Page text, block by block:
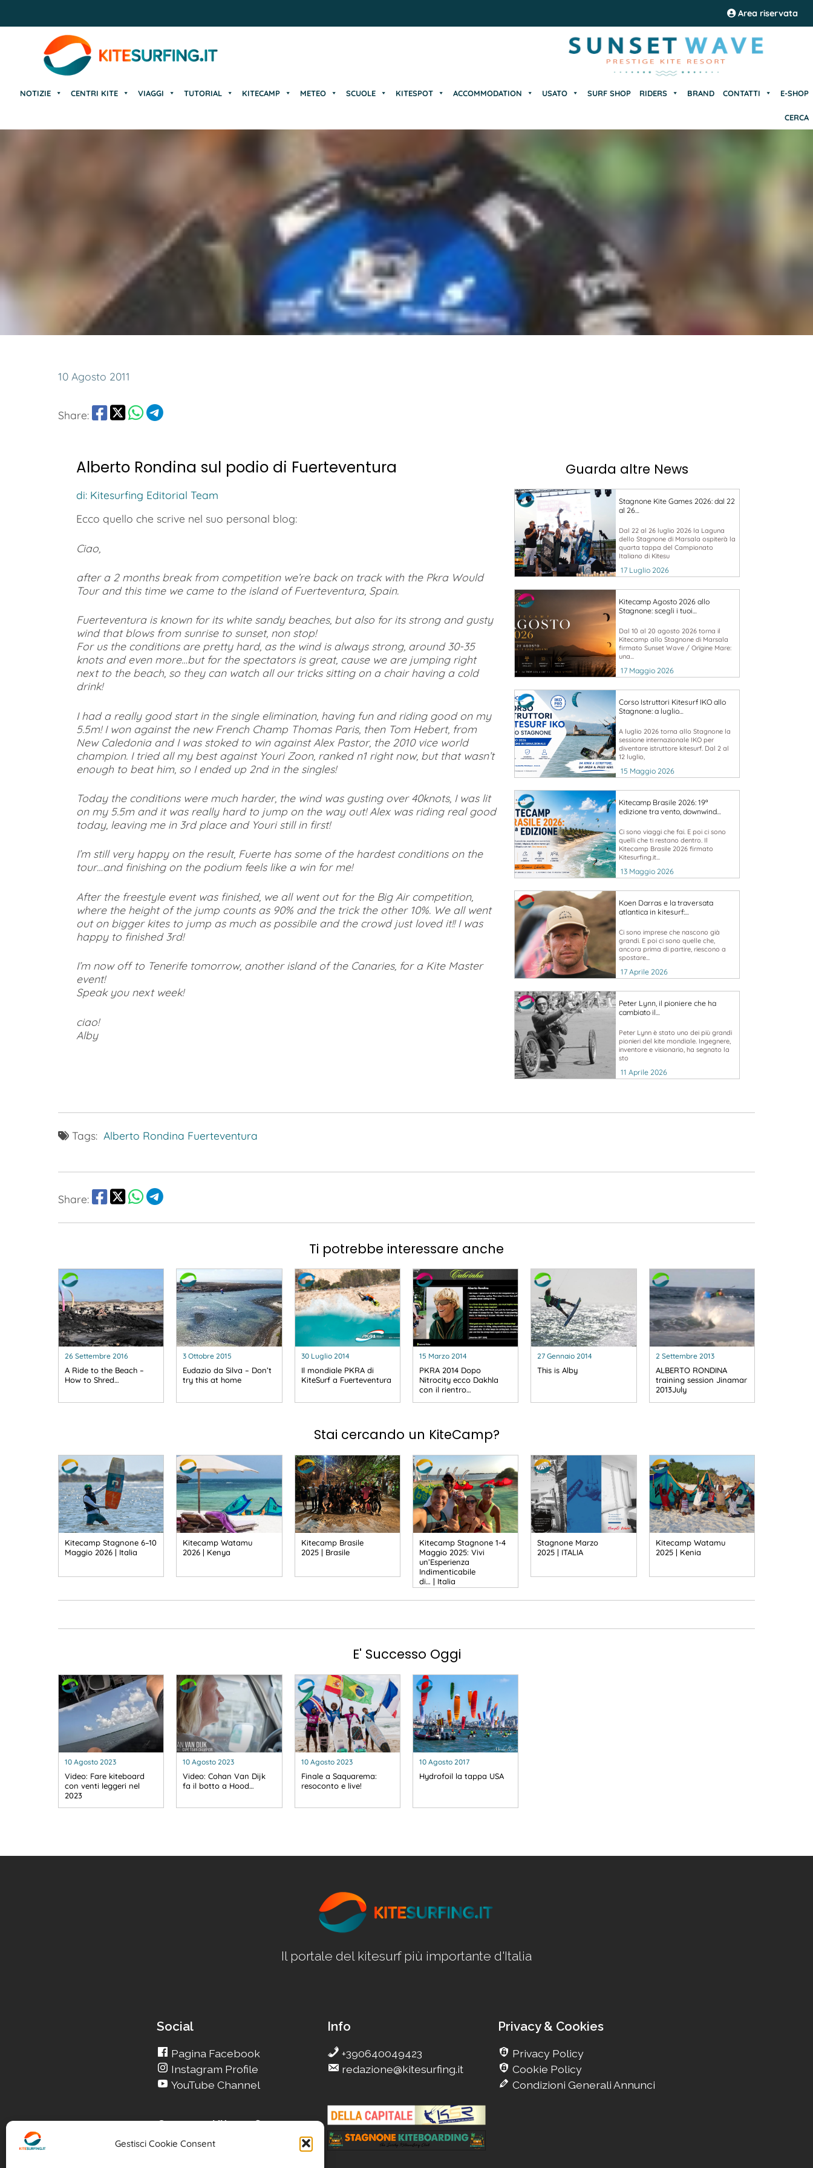
Gestisci Cookie Consent
Area riservata
NOTIZIE CENTRI KITE VIAGGI TUTORIAL KITECAMP METEO SCUOLE KITESPOT ACCOMMODATION USATO SURF SHOP RIDERS BRAND CONTATTI E-SHOP
CERCA
10 Agosto 2011
Share:
Alberto Rondina sul podio di Fuerteventura
di: Kitesurfing Editorial Team
Ecco quello che scrive nel suo personal blog:
Ciao,
after a 2 months break from competition we’re back on track with the Pkra Would
Tour and this time we came to the island of Fuerteventura, Spain.
Fuerteventura is known for its white sandy beaches, but also for its strong and gusty
wind that blows from sunrise to sunset, non stop!
For us the conditions are pretty hard, as the wind is always strong, around 30-35
knots and even more…but for the spectators is great, cause we are jumping right
next to the beach, so they can watch all our tricks sitting on a chair having a cold
drink!
I had a really good start in the single elimination, having fun and riding good on my
5.5m! I won against the new French Champ Thomas Paris, then Tom Hebert, from
New Caledonia and I was stoked to win against Alex Pastor, the 2010 vice world
champion. I tried all my best against Youri Zoon, ranked n1 right now, but that wasn’t
enough to beat him, so I ended up 2nd in the singles!
Today the conditions were much harder, the wind was gusting over 40knots, I was lit
on my 5.5m and it was really hard to jump on the way out! Alex was riding real good
today, leaving me in 3rd place and Youri still in first!
I’m still very happy on the result, Fuerte has some of the hardest conditions on the
tour…and finishing on the podium feels like a win for me!
After the freestyle event was finished, we all went out for the Big Air competition,
where the height of the jump counts as 90% and the trick the other 10%. We all went
out on bigger kites to jump as much as possibile and the crowd just loved it!! I was
happy to finished 3rd!
I’m now off to Tenerife tomorrow, another island of the Canaries, for a Kite Master
event!
Speak you next week!
ciao!
Alby
Guarda altre News
Stagnone Kite Games 2026: dal 22
al 26…
Dal 22 al 26 luglio 2026 la Laguna
dello Stagnone di Marsala ospiterà la
quarta tappa del Campionato
Italiano di Kitesu
17 Luglio 2026
Kitecamp Agosto 2026 allo
Stagnone: scegli i tuoi…
Dal 10 al 20 agosto 2026 torna il
Kitecamp allo Stagnone di Marsala
firmato Sunset Wave / Orïgine Mare:
una...
17 Maggio 2026
Corso Istruttori Kitesurf IKO allo
Stagnone: a luglio…
A luglio 2026 torna allo Stagnone la
sessione internazionale IKO per
diventare istruttore kitesurf. Dal 2 al
12 luglio,
15 Maggio 2026
Kitecamp Brasile 2026: 19ª
edizione tra vento, downwind…
Ci sono viaggi che fai. E poi ci sono
quelli che ti restano dentro. Il
Kitecamp Brasile 2026 firmato
Kitesurfing.it...
13 Maggio 2026
Koen Darras e la traversata
atlantica in kitesurf:…
Ci sono imprese che nascono già
grandi. E poi ci sono quelle che,
ancora prima di partire, riescono a
spostare...
17 Aprile 2026
Peter Lynn, il pioniere che ha
cambiato il…
Peter Lynn è stato uno dei più grandi
pionieri del kite mondiale. Ingegnere,
inventore e visionario, ha segnato la
sto
11 Aprile 2026
Tags: Alberto Rondina Fuerteventura
Share:
Ti potrebbe interessare anche
26 Settembre 2016
A Ride to the Beach –
How to Shred…
3 Ottobre 2015
Eudazio da Silva – Don’t
try this at home
30 Luglio 2014
Il mondiale PKRA di
KiteSurf a Fuerteventura
15 Marzo 2014
PKRA 2014 Dopo
Nitrocity ecco Dakhla
con il rientro…
27 Gennaio 2014
This is Alby
2 Settembre 2013
ALBERTO RONDINA
training session Jinamar
2013July
Stai cercando un KiteCamp?
Kitecamp Stagnone 6–10
Maggio 2026 | Italia
Kitecamp Watamu
2026 | Kenya
Kitecamp Brasile
2025 | Brasile
Kitecamp Stagnone 1-4
Maggio 2025: Vivi
un’Esperienza
Indimenticabile
di… | Italia
Stagnone Marzo
2025 | ITALIA
Kitecamp Watamu
2025 | Kenia
E' Successo Oggi
10 Agosto 2023
Video: Fare kiteboard
con venti leggeri nel
2023
10 Agosto 2023
Video: Cohan Van Dijk
fa il botto a Hood…
10 Agosto 2023
Finale a Saquarema:
resoconto e live!
10 Agosto 2017
Hydrofoil la tappa USA
Il portale del kitesurf più importante d'Italia
Social
Pagina Facebook
Instagram Profile
YouTube Channel
Info
+390640049423
redazione@kitesurfing.it
Privacy & Cookies
Privacy Policy
Cookie Policy
Condizioni Generali Annunci
Cerca su Kitesurfing
Cerca un nuovo KiteCamp